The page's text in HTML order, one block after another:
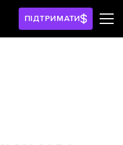
ПІДТРИМАТИ